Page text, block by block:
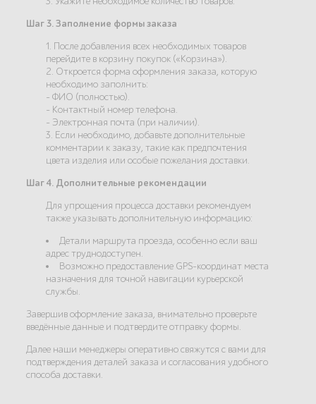
Шаг 3. Заполнение формы заказа
1. После добавления всех необходимых товаров
перейдите в корзину покупок («Корзина»).
2. Откроется форма оформления заказа, которую
необходимо заполнить:
- ФИО (полностью).
- Контактный номер телефона.
- Электронная почта (при наличии).
3. Если необходимо, добавьте дополнительные
комментарии к заказу, такие как предпочтения
цвета изделия или особые пожелания доставки.
Шаг 4. Дополнительные рекомендации
Для упрощения процесса доставки рекомендуем
также указывать дополнительную информацию:
Детали маршрута проезда, особенно если ваш
адрес труднодоступен.
Возможно предоставление GPS-координат места
назначения для точной навигации курьерской
службы.
Завершив оформление заказа, внимательно проверьте
введённые данные и подтвердите отправку формы.
Далее наши менеджеры оперативно свяжутся с вами для
подтверждения деталей заказа и согласования удобного
способа доставки.